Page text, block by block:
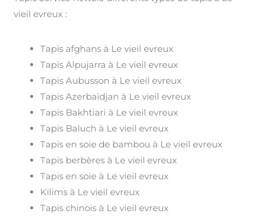
vieil evreux :
Tapis afghans à Le vieil evreux
Tapis Alpujarra à Le vieil evreux
Tapis Aubusson à Le vieil evreux
Tapis Azerbaïdjan à Le vieil evreux
Tapis Bakhtiari à Le vieil evreux
Tapis Baluch à Le vieil evreux
Tapis en soie de bambou à Le vieil evreux
Tapis berbères à Le vieil evreux
Tapis en soie à Le vieil evreux
Kilims à Le vieil evreux
Tapis chinois à Le vieil evreux